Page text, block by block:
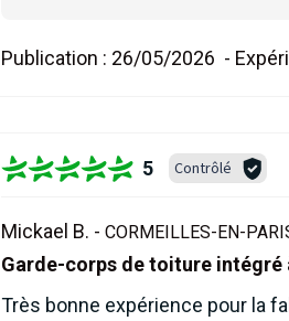
Publication : 26/05/2026 -
5 Contrôlé
Mickael B. - CORMEILLES-EN-
Garde-corps de toiture intégré
Très bonne expérience pour la